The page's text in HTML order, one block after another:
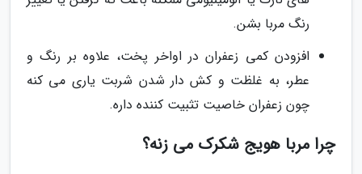
رنگ مربا بشن.
افزودن کمی زعفران در اواخر پخت، علاوه بر رنگ و
عطر، به غلظت و کش دار شدن شربت یاری می کنه
چون زعفران خاصیت تثبیت کننده داره.
چرا مربا هویج شکرک می زنه؟